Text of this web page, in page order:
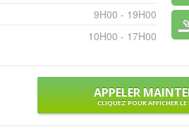
9H00 - 19H00
10H00 - 17H00
APPELER
CLIQUEZ POUR AFFICHER